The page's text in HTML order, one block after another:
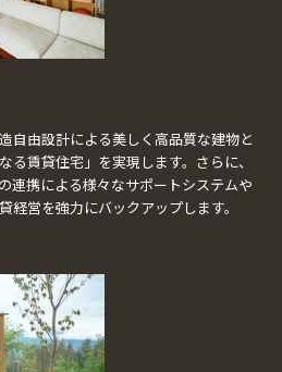
自由設計による美しく高品質な建物と
る賃貸住宅」を実現します。さらに、
連携による様々なサポートシステムや
経営を強力にバックアップします。